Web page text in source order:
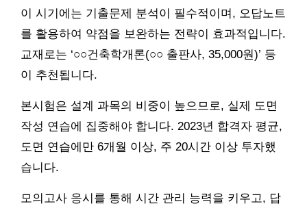
이 시기에는 기출문제 분석이 필수적이며, 오답노트
를 활용하여 약점을 보완하는 전략이 효과적입니다.
교재로는 ‘○○건축학개론(○○ 출판사, 35,000원)’ 등
이 추천됩니다.
본시험은 설계 과목의 비중이 높으므로, 실제 도면
작성 연습에 집중해야 합니다. 2023년 합격자 평균,
도면 연습에만 6개월 이상, 주 20시간 이상 투자했
습니다.
모의고사 응시를 통해 시간 관리 능력을 키우고, 답